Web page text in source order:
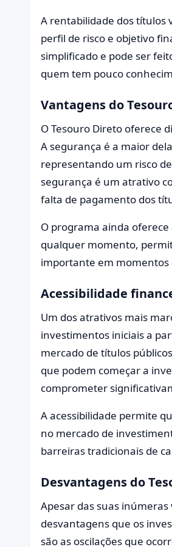
A rentabilidade dos títulos
perfil de risco e objetivo
simplificado e pode ser
quem tem pouco
Vantagens do
O Tesouro Direto oferece
A segurança é a maior
representando um risco
segurança é um atrativo
falta de pagamento dos
O programa ainda
qualquer momento,
importante em momentos
Acessibilidade
Um dos atrativos mais
investimentos iniciais a
mercado de títulos
que podem começar a
comprometer
A acessibilidade permite
no mercado de
barreiras tradicionais de
Desvantagens do
Apesar das suas
desvantagens que os
são as oscilações que